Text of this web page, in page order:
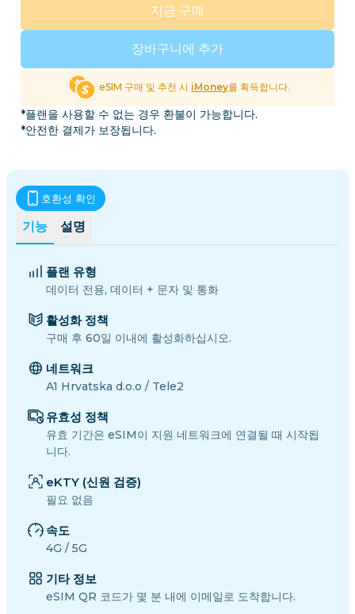
장바구니에 추가
지금 구매
eSIM 구매 및 추천 시 iMoney를 획득합니다.
*플랜을 사용할 수 없는 경우 환불이 가능합니다.
*안전한 결제가 보장됩니다.
기능 설명
호환성 확인
플랜 유형
데이터 전용, 데이터 + 문자 및 통화
활성화 정책
구매 후 60일 이내에 활성화하십시오.
네트워크
A1 Hrvatska d.o.o / Tele2
유효성 정책
유효 기간은 eSIM이 지원 네트워크에 연결될 때 시작됩
니다.
eKTY (신원 검증)
필요 없음
속도
4G / 5G
기타 정보
eSIM QR 코드가 몇 분 내에 이메일로 도착합니다.